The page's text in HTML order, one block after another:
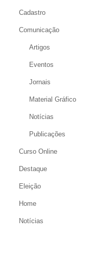
Cadastro
Comunicação
Artigos
Eventos
Jornais
Material Gráfico
Notícias
Publicações
Curso Online
Destaque
Eleição
Home
Notícias